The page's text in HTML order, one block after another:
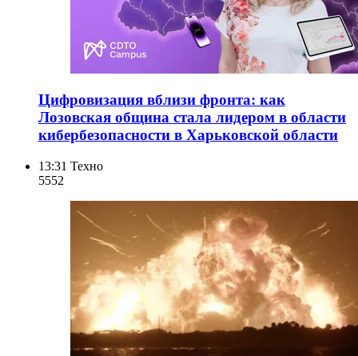
Цифровизация вблизи фронта: как
Лозовская община стала лидером в области
кибербезопасности в Харьковской области
13:31 Техно
5552